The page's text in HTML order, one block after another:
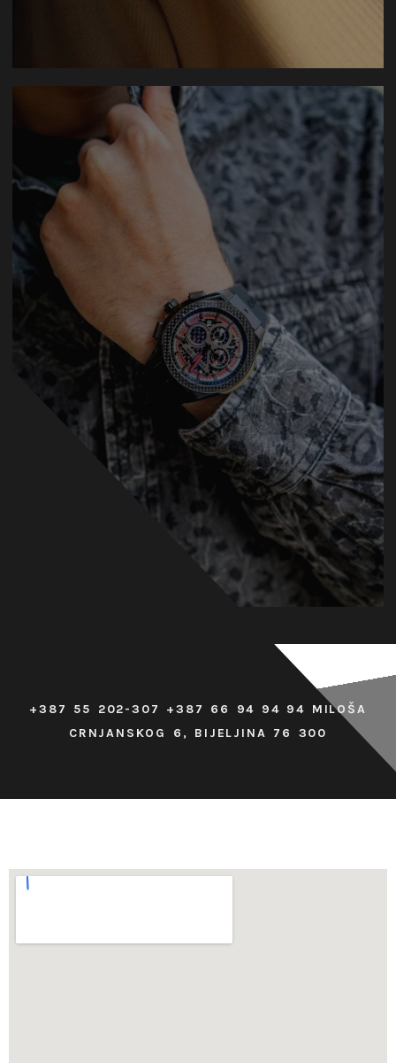
+387 55 202-307 +387 66 94 94 94 MILOŠA
CRNJANSKOG 6, BIJELJINA 76 300